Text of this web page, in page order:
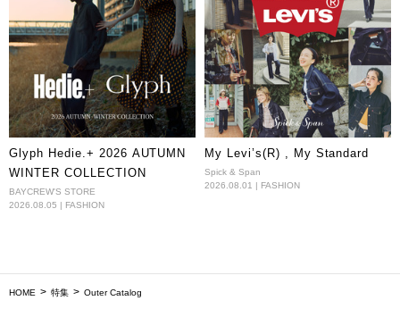
Glyph Hedie.+ 2026 AUTUMN
WINTER COLLECTION
BAYCREW'S STORE
2026.08.05 | FASHION
My Levi’s(R) , My Standard
Spick & Span
2026.08.01 | FASHION
HOME 特集 Outer Catalog